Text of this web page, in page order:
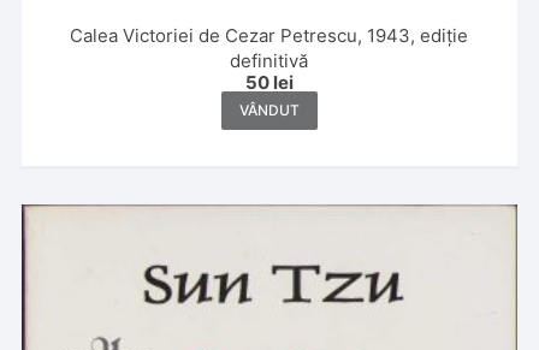
Calea Victoriei de Cezar Petrescu, 1943, ediție
definitivă
50 lei
VÂNDUT